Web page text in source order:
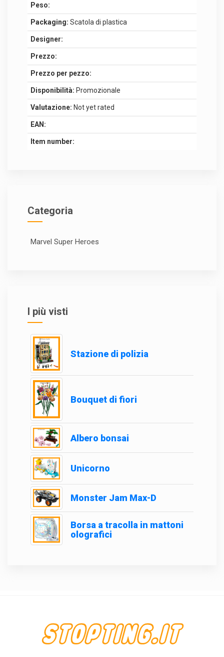
Peso:
Packaging: Scatola di plastica
Designer:
Prezzo:
Prezzo per pezzo:
Disponibilità: Promozionale
Valutazione: Not yet rated
EAN:
Item number:
Categoria
Marvel Super Heroes
I più visti
Stazione di polizia
Bouquet di fiori
Albero bonsai
Unicorno
Monster Jam Max-D
Borsa a tracolla in mattoni
olografici